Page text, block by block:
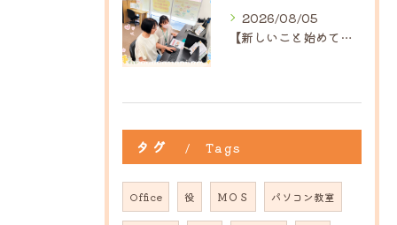
2026/08/05
【新しいこと始めてみませんか？】ひだまり高島教室
タグ Tags
Office 役 ＭＯＳ パソコン教室